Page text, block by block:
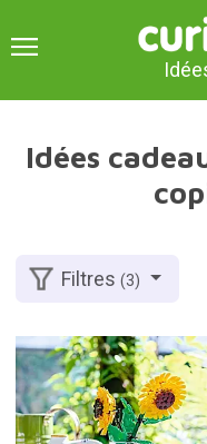
Idées
Filtres(3)